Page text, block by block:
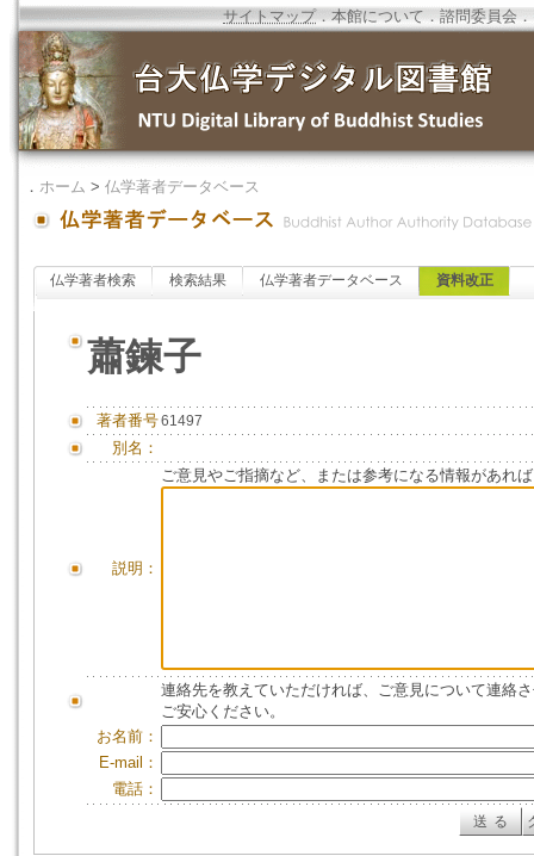
サイトマップ．本館について ．諮問委員会 ．
． ホーム > 仏学著者データベース
仏学著者検索 検索結果 仏学著者データベース 資料改正
蕭鍊子
著者番号61497
別名：
説明：
ご意見やご指摘など、または参考になる情報があれ
連絡先を教えていただければ、ご意見について連絡
ご安心ください。
お名前：
E-mail：
電話：